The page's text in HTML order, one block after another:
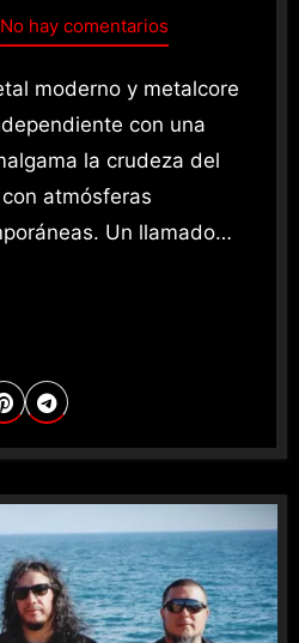
No hay comentarios
con una
la crudeza del
atmósferas
Un llamado…